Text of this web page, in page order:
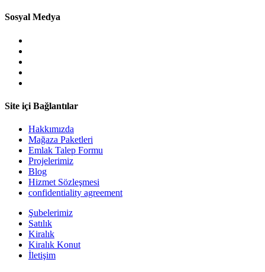
Sosyal Medya
Site içi Bağlantılar
Hakkımızda
Mağaza Paketleri
Emlak Talep Formu
Projelerimiz
Blog
Hizmet Sözleşmesi
confidentiality agreement
Şubelerimiz
Satılık
Kiralık
Kiralık Konut
İletişim